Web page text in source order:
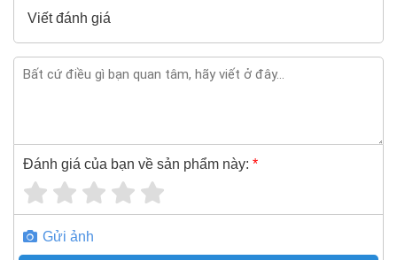
Viết đánh giá
Đánh giá của bạn về sản phẩm này: *
Gửi ảnh